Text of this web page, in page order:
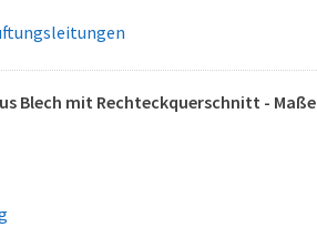
Blech mit Rechteckquerschnitt - Maße